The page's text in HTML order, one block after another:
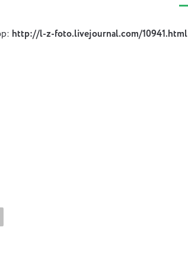
http://l-z-foto.livejournal.com/10941.html